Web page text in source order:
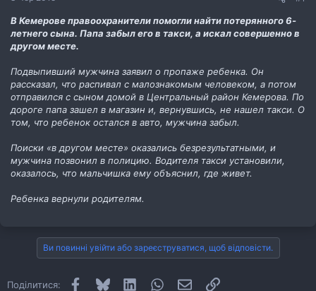
В Кемерове правоохранители помогли найти потерянного 6-
летнего сына. Папа забыл его в такси, а искал совершенно в
другом месте.
Подвыпивший мужчина заявил о пропаже ребенка. Он
рассказал, что распивал с малознакомым человеком, а потом
отправился с сыном домой в Центральный район Кемерова. По
дороге папа зашел в магазин и, вернувшись, не нашел такси. О
том, что ребенок остался в авто, мужчина забыл.
Поиски «в другом месте» оказались безрезультатными, и
мужчина позвонил в полицию. Водителя такси установили,
оказалось, что мальчишка ему объяснил, где живет.
Ребенка вернули родителям.
Ви повинні увійти або зареєструватися, щоб відповісти.
Поділитися: Facebook
Bluesky LinkedInWhatsApp
E-mailПосилання